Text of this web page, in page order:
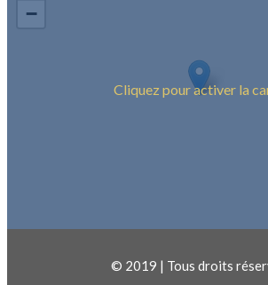
Cliquez pour activer la
−
© 2019 | Tous droits